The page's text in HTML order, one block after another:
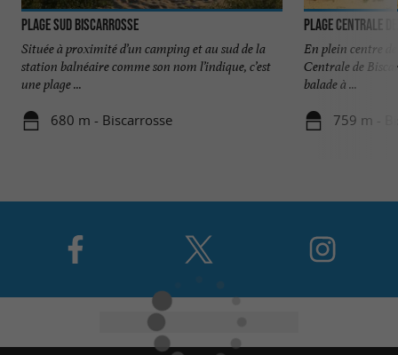
Plage Sud Biscarrosse
Située à proximité d’un camping et au sud de la
station balnéaire comme son nom l’indique, c’est
une plage ...
680 m - Biscarrosse
Plage Centrale
En plein centre
Centrale de
balade à ...
759 m -